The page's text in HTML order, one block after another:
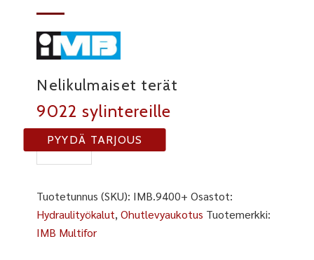
Nelikulmaiset terät
9022 sylintereille
IMB
9400+
PYYDÄ TARJOUS
Tuotetunnus (SKU): IMB.9400+ Osastot:
Hydraulityökalut,Ohutlevyaukotus Tuotemerkki:
IMB Multifor